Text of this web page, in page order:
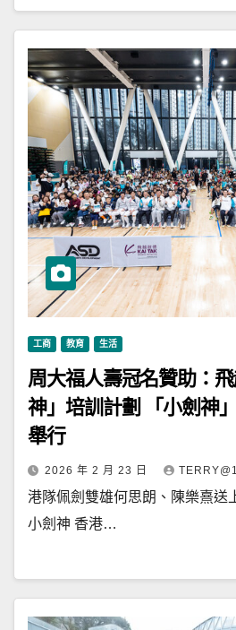
工商 教育 生活
周大福人壽冠名贊助：
神」培訓計劃 「小劍神
舉行
2026 年 2 月 23 日
港隊佩劍雙雄何思朗、陳樂熹送
小劍神 香港…